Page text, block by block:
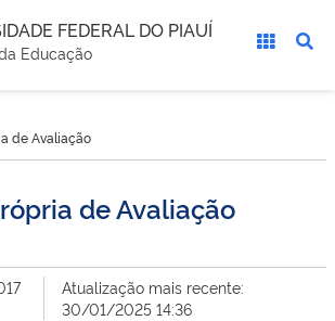
FEDERAL DO PIAUÍ
Educação
de Avaliação
de Avaliação
Atualização mais recente:
30/01/2025 14:36